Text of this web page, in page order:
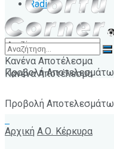
Radio
Κανένα Αποτέλεσμα
Προβολή
Κανένα Αποτέλεσμα
Προβολή
Αρχική Α.Ο. Κέρκυρα